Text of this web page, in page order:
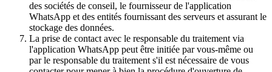
des sociétés de conseil, le fournisseur de l'application
WhatsApp et des entités fournissant des serveurs et assurant le
stockage des données.
La prise de contact avec le responsable du traitement via
l'application WhatsApp peut être initiée par vous-même ou
par le responsable du traitement s'il est nécessaire de vous